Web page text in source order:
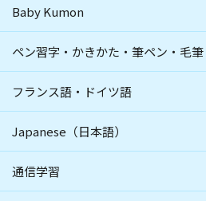
Baby Kumon
ペン習字・かきかた・筆ペン・毛筆
フランス語・ドイツ語
Japanese（日本語）
通信学習